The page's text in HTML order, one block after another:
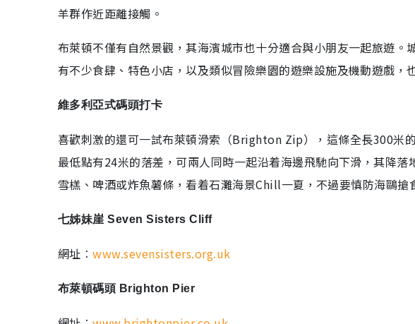
羊群作近距離接觸。
布萊頓不僅有自然景觀，其海濱城市也十分適合與小朋友一起旅遊。
有不少食肆、特色小店，以及類似冒險樂園的遊樂設施及機動遊戲，
維多利亞式碼頭打卡
喜歡刺激的還可一試布萊頓滑索（Brighton Zip），這條全長300米
最低點有24米的落差，可兩人同時一起沿着海邊飛馳向下滑，其降
雪榚、啤酒或炸魚薯條，看着石灘海景Chill一夏，不過要慎防海鷗搶
七姊妹崖 Seven Sisters Cliff
網址︰www.sevensisters.org.uk
布萊頓碼頭 Brighton Pier